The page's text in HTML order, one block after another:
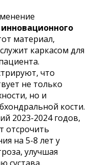
материал,
каркасом для
что
не только
но и
кости.
2023-2024 годов,
отсрочить
на 5-8 лет у
улучшая